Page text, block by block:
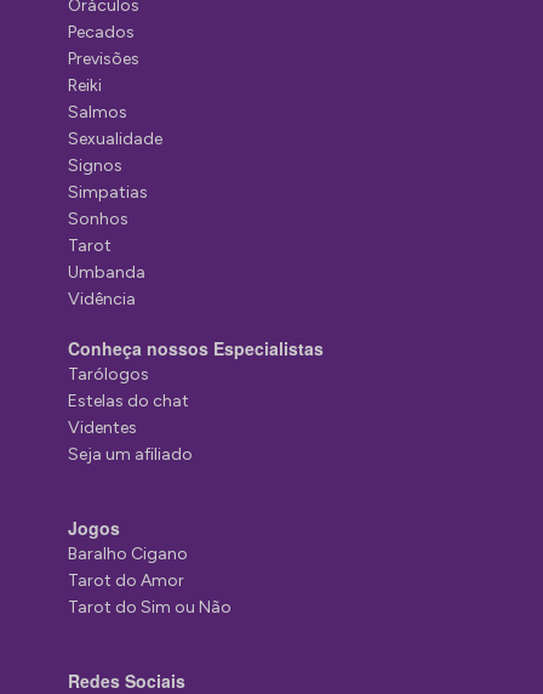
Oráculos
Pecados
Previsões
Reiki
Salmos
Sexualidade
Signos
Simpatias
Sonhos
Tarot
Umbanda
Vidência
Conheça nossos Especialistas
Tarólogos
Estelas do chat
Videntes
Seja um afiliado
Jogos
Baralho Cigano
Tarot do Amor
Tarot do Sim ou Não
Redes Sociais